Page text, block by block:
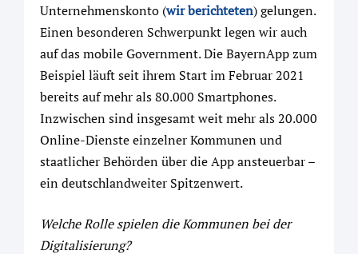
Unternehmenskonto (wir berichteten) gelungen.
Einen besonderen Schwerpunkt legen wir auch
auf das mobile Government. Die Bayern­App zum
Beispiel läuft seit ihrem Start im Februar 2021
bereits auf mehr als 80.000 Smartphones.
Inzwischen sind insgesamt weit mehr als 20.000
Online-Dienste einzelner Kommunen und
staatlicher Behörden über die App ansteuerbar –
ein deutschlandweiter Spitzenwert.
Welche Rolle spielen die Kommunen bei der
Digitalisierung?